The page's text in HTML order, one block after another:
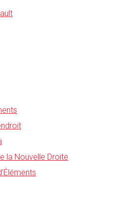
la Nouvelle Droite